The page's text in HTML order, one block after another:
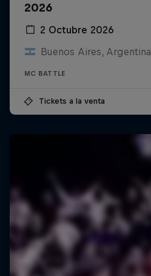
2026
2 Octubre 2026
Buenos Aires, Argentina
MC BATTLE
Tickets a la venta